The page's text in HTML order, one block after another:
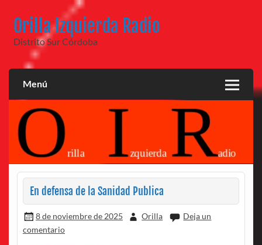
contenido
Orilla Izquierda Radio
Distrito Sur Córdoba
Menú
En defensa de la Sanidad Publica
8 de noviembre de 2025 Orilla
Deja un
comentario